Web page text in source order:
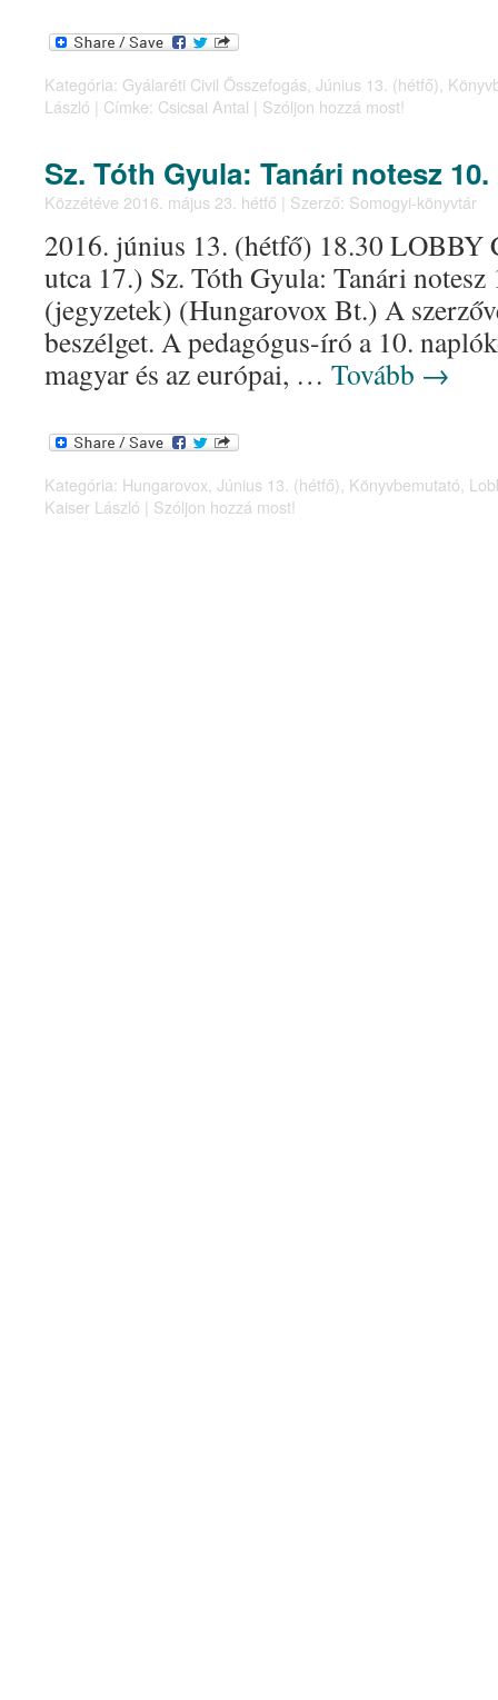
Kategória: Gyálaréti Civil Összefogás, Június 13. (hétfő),
László | Címke: Csicsai Antal | Szóljon hozzá most!
Sz. Tóth Gyula: Tanári notesz 10.
Közzétéve 2016. május 23. hétfő | Szerző: Somogyi-könyvtár
2016. június 13. (hétfő) 18.30 LOBBY
utca 17.) Sz. Tóth Gyula: Tanári notesz
(jegyzetek) (Hungarovox Bt.) A
beszélget. A pedagógus-író a 10.
magyar és az európai, … Tovább →
Kategória: Hungarovox Június 13. (hétfő) Könyvbemutató
Kaiser László | Szóljon hozzá most!